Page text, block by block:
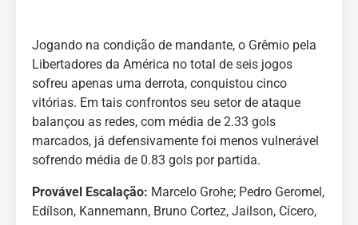
Jogando na condição de mandante, o Grêmio pela
Libertadores da América no total de seis jogos
sofreu apenas uma derrota, conquistou cinco
vitórias. Em tais confrontos seu setor de ataque
balançou as redes, com média de 2.33 gols
marcados, já defensivamente foi menos vulnerável
sofrendo média de 0.83 gols por partida.
Provável Escalação: Marcelo Grohe; Pedro Geromel,
Edílson, Kannemann, Bruno Cortez, Jailson, Cícero,